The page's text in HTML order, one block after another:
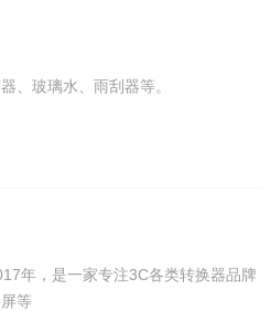
、玻璃水、雨刮器等。
年，是一家专注3C各类转换器品
等